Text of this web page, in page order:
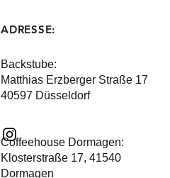
ADRESSE:
Backstube:
Matthias Erzberger Straße 17
40597 Düsseldorf
Coffeehouse Dormagen:
​Klosterstraße 17, 41540
Dormagen